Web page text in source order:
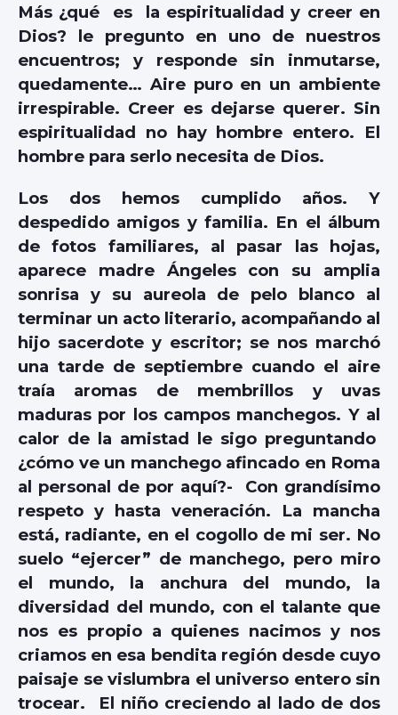
Más ¿qué es la espiritualidad y creer en
Dios? le pregunto en uno de nuestros
encuentros; y responde sin inmutarse,
quedamente… Aire puro en un ambiente
irrespirable. Creer es dejarse querer. Sin
espiritualidad no hay hombre entero. El
hombre para serlo necesita de Dios.
Los dos hemos cumplido años. Y
despedido amigos y familia. En el álbum
de fotos familiares, al pasar las hojas,
aparece madre Ángeles con su amplia
sonrisa y su aureola de pelo blanco al
terminar un acto literario, acompañando al
hijo sacerdote y escritor; se nos marchó
una tarde de septiembre cuando el aire
traía aromas de membrillos y uvas
maduras por los campos manchegos. Y al
calor de la amistad le sigo preguntando
¿cómo ve un manchego afincado en Roma
al personal de por aquí?- Con grandísimo
respeto y hasta veneración. La mancha
está, radiante, en el cogollo de mi ser. No
suelo “ejercer” de manchego, pero miro
el mundo, la anchura del mundo, la
diversidad del mundo, con el talante que
nos es propio a quienes nacimos y nos
criamos en esa bendita región desde cuyo
paisaje se vislumbra el universo entero sin
trocear. El niño creciendo al lado de dos